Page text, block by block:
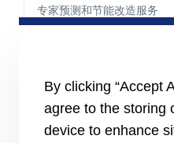
专家预测和节能改造服务
服务热线
概览
智能建筑技术
垂直市场
By clicking “Accept
agree to the storing
device to enhance